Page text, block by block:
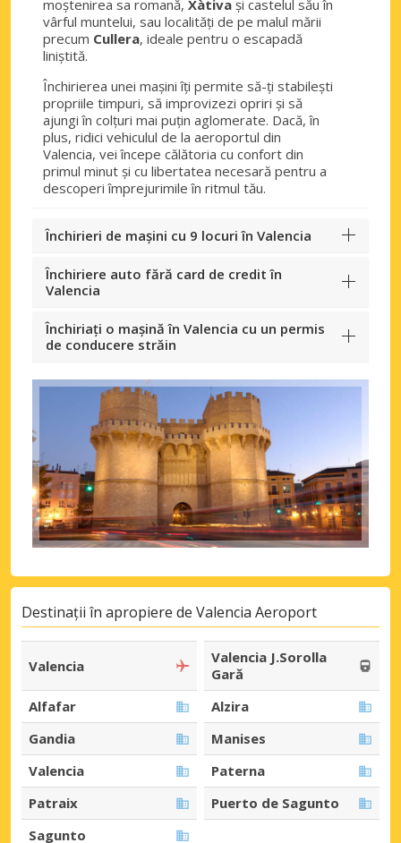
moștenirea sa romană, Xàtiva și castelul său în
vârful muntelui, sau localități de pe malul mării
precum Cullera, ideale pentru o escapadă
liniștită.
Închirierea unei mașini îți permite să-ți stabilești
propriile timpuri, să improvizezi opriri și să
ajungi în colțuri mai puțin aglomerate. Dacă, în
plus, ridici vehiculul de la aeroportul din
Valencia, vei începe călătoria cu confort din
primul minut și cu libertatea necesară pentru a
descoperi împrejurimile în ritmul tău.
Închirieri de mașini cu 9 locuri în Valencia
Închiriere auto fără card de credit în
Valencia
Închiriați o mașină în Valencia cu un permis
de conducere străin
Destinații în apropiere de Valencia Aeroport
Valencia
Valencia J.Sorolla
Gară
Alfafar
Alzira
Gandia
Manises
Valencia
Paterna
Patraix
Puerto de Sagunto
Sagunto